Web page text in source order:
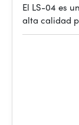
El LS-04 es
alta calidad